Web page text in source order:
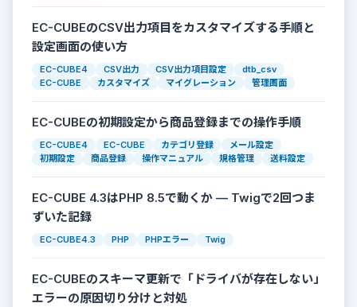
EC-CUBEのCSV出力項目をカスタマイズする手順と
設定画面の使い方
EC-CUBE4 CSV出力 CSV出力項目設定
dtb_csv
EC-CUBE
カスタマイズ マイグレーション 管理画面
EC-CUBEの初期設定から商品登録までの操作手順
EC-CUBE4 EC-CUBE カテゴリ登録
メール設定
初期設定
商品登録 操作マニュアル 規格管理 送料設定
EC-CUBE 4.3はPHP 8.5で動くか — Twigで2回つま
ずいた記録
EC-CUBE4.3 PHP PHPエラー Twig
EC-CUBEのスキーマ更新で「ドライバが存在しない」
エラーの原因切り分けと対処